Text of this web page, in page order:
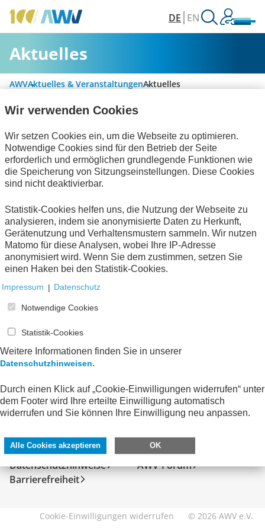
DE EN
Aktuelles
AWVAktuelles & VeranstaltungenAktuelles
Alle Kategorien
Rechnungslegung & Steuern
Handel und elektronische Kommunikation
Bescheinigungen
Keine Nachrichten verfügbar.
SERVICE
Kontakt
Impressum
Datenschutzhinweise
Barrierefreiheit
DIREKT ZU
FeRD
eXTra
AWV-Forum
Cookie-Einwilligungen widerrufen © 2026 AWV e.V.
Wir verwenden Cookies
Wir setzen Cookies ein, um die Webseite zu optimieren.
Notwendige Cookies sind für den Betrieb der Seite
erforderlich und ermöglichen grundlegende Funktionen wie
die Speicherung von Sitzungseinstellungen. Diese Cookies
sind nicht deaktivierbar.
Statistik-Cookies helfen uns, die Nutzung der Webseite zu
analysieren, indem sie anonymisierte Daten zu Herkunft,
Gerätenutzung und Verhaltensmustern sammeln. Wir nutzen
Matomo für diese Analysen, wobei Ihre IP-Adresse
anonymisiert wird. Wenn Sie dem zustimmen, setzen Sie
einen Haken bei den Statistik-Cookies.
Impressum | Datenschutz
Notwendige Cookies
Statistik-Cookies
Weitere Informationen finden Sie in unserer
Datenschutzhinweisen.
Durch einen Klick auf „Cookie-Einwilligungen widerrufen“ unter
dem Footer wird Ihre erteilte Einwilligung automatisch
widerrufen und Sie können Ihre Einwilligung neu anpassen.
Alle Cookies akzeptieren OK